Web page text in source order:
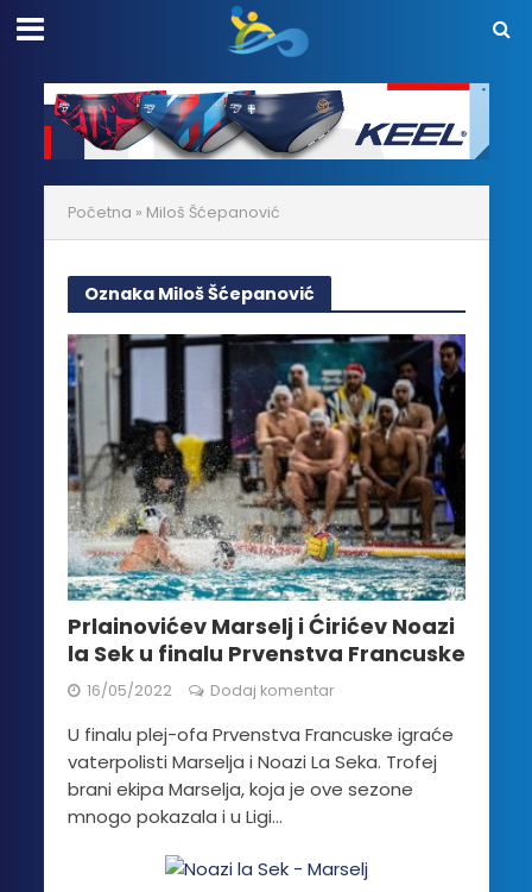
Početna » Miloš Šćepanović
Oznaka Miloš Šćepanović
Prlainovićev Marselj i Ćirićev Noazi
la Sek u finalu Prvenstva Francuske
16/05/2022 Dodaj komentar
U finalu plej-ofa Prvenstva Francuske igraće
vaterpolisti Marselja i Noazi La Seka. Trofej
brani ekipa Marselja, koja je ove sezone
mnogo pokazala i u Ligi...